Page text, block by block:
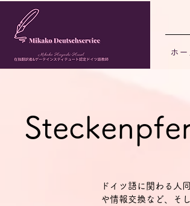
ドイツ語に関わる人
や情報交換など、そ
ホー